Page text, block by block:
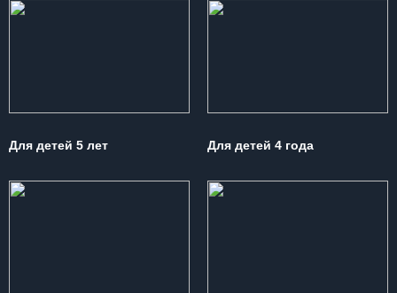
Для детей 5 лет Для детей 4 года